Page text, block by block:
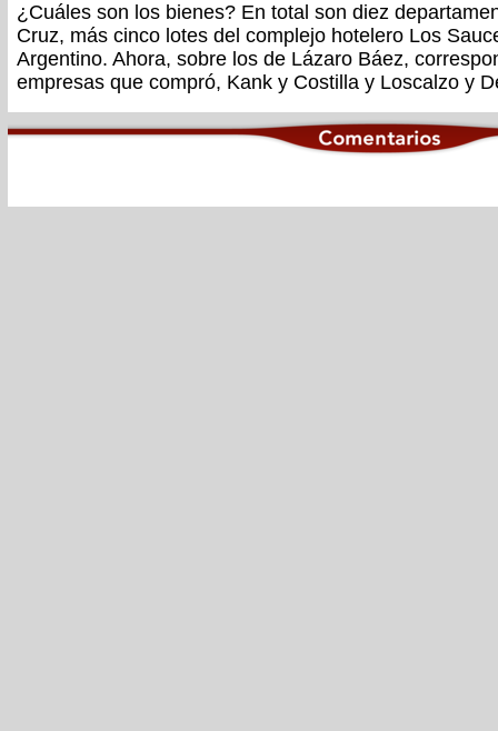
¿Cuáles son los bienes? En total son diez
Cruz, más cinco lotes del complejo hotelero Los
Argentino. Ahora, sobre los de Lázaro Báez,
empresas que compró, Kank y Costilla y Loscalzo y